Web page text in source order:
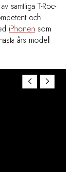
samtliga T-Roc-
och
iPhonen som
års modell